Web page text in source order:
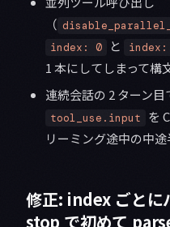
（
index: 0 と
1 本にしてしまって構
連続会話の 2 ターン
tool_use.input
を
リーミング途中の中
修正: index ごとに
stop で初めて